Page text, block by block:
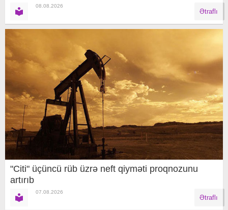
08.08.2026
Ətraflı
"Citi" üçüncü rüb üzrə neft qiyməti proqnozunu
artırıb
07.08.2026
Ətraflı